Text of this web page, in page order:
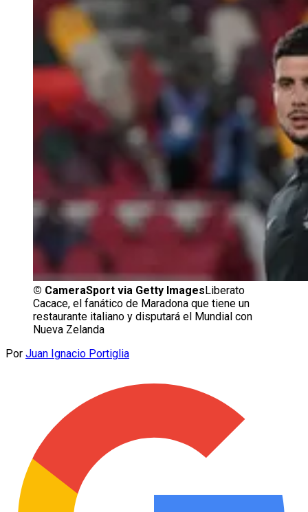
© CameraSport via Getty Images Liberato
Cacace, el fanático de Maradona que tiene un
restaurante italiano y disputará el Mundial con
Nueva Zelanda
Por Juan Ignacio Portiglia